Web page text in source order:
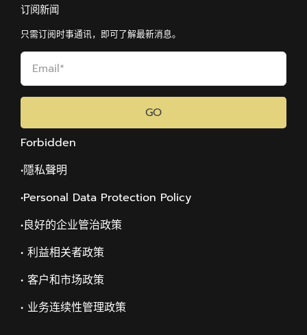
订阅新闻
只需订阅时事通讯，即可了解最新消息。
GO
Forbidden
•隱私聲明
•Personal Data Protection Policy
•良好的企业管治政策
• 利益相关者政策
• 客户和市场政策
• 业务连续性管理政策